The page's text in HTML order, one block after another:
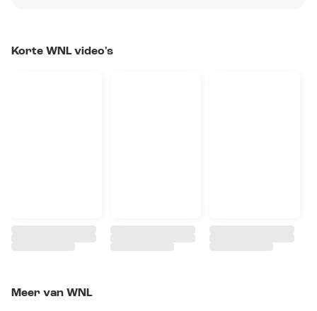
Korte WNL video's
Meer van WNL